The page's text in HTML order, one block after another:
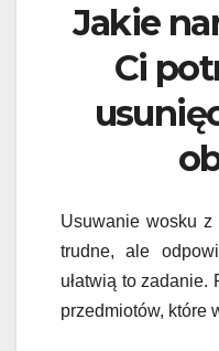
Jakie
Ci
Usuwanie wosku
trudne, ale
ułatwią to zadanie.
przedmiotów, które